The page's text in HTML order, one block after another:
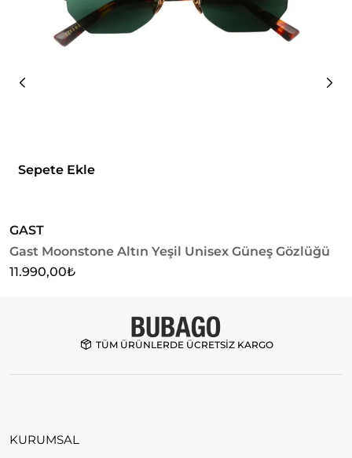
Sepete Ekle
GAST
Gast Moonstone Altın Yeşil Unisex Güneş Gözlüğü
11.990,00₺
TÜM ÜRÜNLERDE ÜCRETSİZ KARGO
KURUMSAL